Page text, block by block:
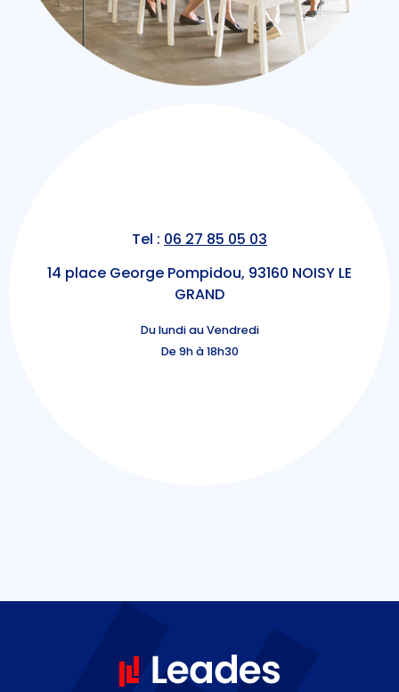
Tel : 06 27 85 05 03
14 place George Pompidou, 93160 NOISY LE
GRAND
Du lundi au Vendredi
De 9h à 18h30